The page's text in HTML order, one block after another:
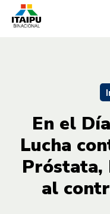
En el
Lucha
Próstata,
al